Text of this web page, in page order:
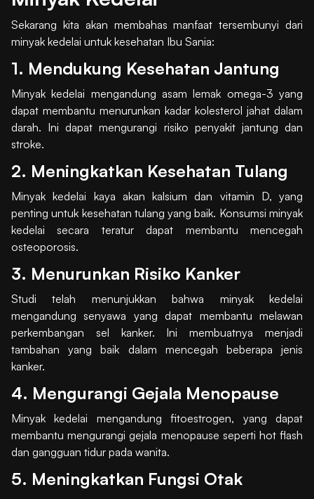
Sekarang kita akan membahas manfaat tersembunyi dari
minyak kedelai untuk kesehatan Ibu Sania:
1. Mendukung Kesehatan Jantung
Minyak kedelai mengandung asam lemak omega-3 yang
dapat membantu menurunkan kadar kolesterol jahat dalam
darah. Ini dapat mengurangi risiko penyakit jantung dan
stroke.
2. Meningkatkan Kesehatan Tulang
Minyak kedelai kaya akan kalsium dan vitamin D, yang
penting untuk kesehatan tulang yang baik. Konsumsi minyak
kedelai secara teratur dapat membantu mencegah
osteoporosis.
3. Menurunkan Risiko Kanker
Studi telah menunjukkan bahwa minyak kedelai
mengandung senyawa yang dapat membantu melawan
perkembangan sel kanker. Ini membuatnya menjadi
tambahan yang baik dalam mencegah beberapa jenis
kanker.
4. Mengurangi Gejala Menopause
Minyak kedelai mengandung fitoestrogen, yang dapat
membantu mengurangi gejala menopause seperti hot flash
dan gangguan tidur pada wanita.
5. Meningkatkan Fungsi Otak